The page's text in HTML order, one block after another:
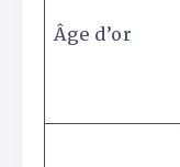
Âge d’or